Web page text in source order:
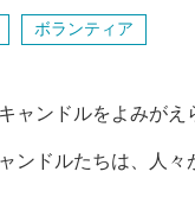
ボランティア
ャンドルをよみがえ
ンドルたちは、人々